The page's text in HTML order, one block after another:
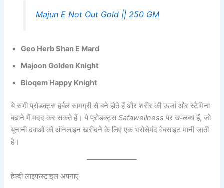
Majun E Not Out Gold || 250 GM
Geo Herb Shan E Mard
Majoon Golden Knight
Bioqem Happy Knight
ये सभी प्रोडक्ट्स हर्बल सामग्री से बने होते हैं और शरीर की ऊर्जा और स्टैमिना
बढ़ाने में मदद कर सकते हैं। ये प्रोडक्ट्सSafawellness पर उपलब्ध हैं, जो
यूनानी दवाओं को ऑनलाइन खरीदने के लिए एक भरोसेमंद वेबसाइट मानी जाती
है।
हेल्दी लाइफस्टाइल अपनाएं